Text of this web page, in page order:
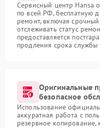
Сервисный центр Hansa
по всей РФ, бесплатную
ремонт, включая
отслеживать статус
предоставляется
продления срока службы
Оригинальные
безопасное
Использование
аккуратная работа с
резервное